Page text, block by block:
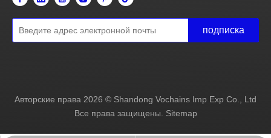
подписка
Авторские права 2026 © Shandong Vochains Imp Exp Co., Ltd
Все права защищены. Sitemap